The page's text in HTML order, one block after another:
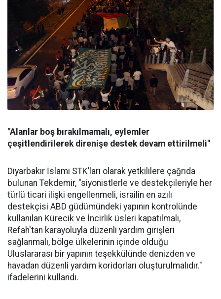
"Alanlar boş bırakılmamalı, eylemler
çeşitlendirilerek direnişe destek devam ettirilmeli"
Diyarbakır İslami STK’ları olarak yetkililere çağrıda
bulunan Tekdemir, "siyonistlerle ve destekçileriyle her
türlü ticari ilişki engellenmeli, israilin en azılı
destekçisi ABD güdümündeki yapının kontrolünde
kullanılan Kürecik ve İncirlik üsleri kapatılmalı,
Refah'tan karayoluyla düzenli yardım girişleri
sağlanmalı, bölge ülkelerinin içinde olduğu
Uluslararası bir yapının teşekkülünde denizden ve
havadan düzenli yardım koridorları oluşturulmalıdır."
ifadelerini kullandı.